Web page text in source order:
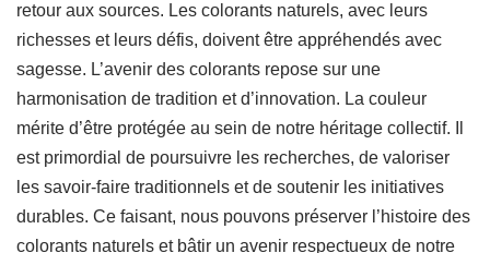
retour aux sources. Les colorants naturels, avec leurs
richesses et leurs défis, doivent être appréhendés avec
sagesse. L’avenir des colorants repose sur une
harmonisation de tradition et d’innovation. La couleur
mérite d’être protégée au sein de notre héritage collectif. Il
est primordial de poursuivre les recherches, de valoriser
les savoir-faire traditionnels et de soutenir les initiatives
durables. Ce faisant, nous pouvons préserver l’histoire des
colorants naturels et bâtir un avenir respectueux de notre